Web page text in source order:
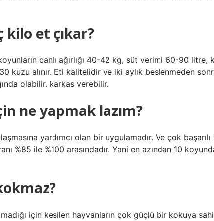
kilo et çıkar?
canlı ağırlığı 40-42 kg, süt verimi 60-90 litre,
kuzu alınır. Eti kalitelidir ve iki aylık beslenmeden
olabilir. karkas verebilir.
ne yapmak lazım?
yardımcı olan bir uygulamadır. Ve çok başarılı
%85 ile %100 arasındadır. Yani en azından 10
için kesilen hayvanların çok güçlü bir kokuya